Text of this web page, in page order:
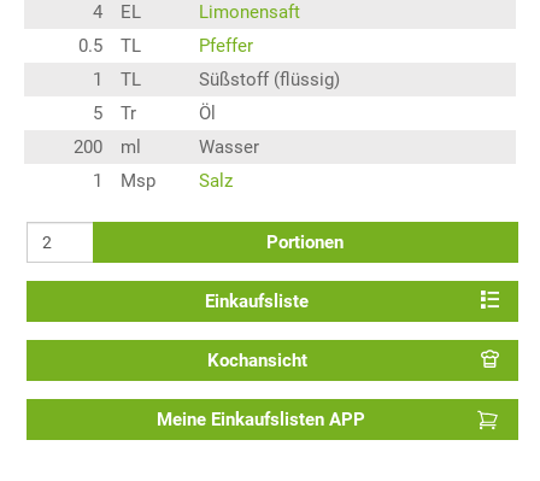
4
EL
Limonensaft
0.5
TL
Pfeffer
1
TL
Süßstoff (flüssig)
5
Tr
Öl
200
ml
Wasser
1
Msp Salz
Portionen
Einkaufsliste
Kochansicht
Meine Einkaufslisten APP